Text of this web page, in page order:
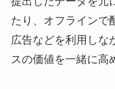
たり、オフラインで
広告などを利用しな
スの価値を一緒に高